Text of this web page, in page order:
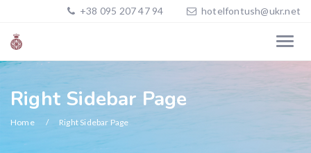
+38 095 207 47 94 hotelfontush@ukr.net
Right Sidebar Page
Home Right Sidebar Page